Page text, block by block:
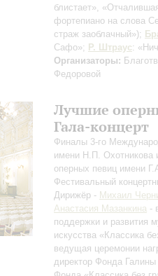
блистает»,
фортепиано на слова
страж заоблачный»);
Сафо»; Р. Штраус:
Организаторы:
Федоровой
Лучшие
Гала-концерт
Финалы 3-го
имени Н.П. Охотникова
оперных певиц име­ни
Фестивальный
Дирижёр - Михаил
Анастасия Мазанкина -
поддержки и развития
искусства «Классика
ведущая церемонии
директор Фонда